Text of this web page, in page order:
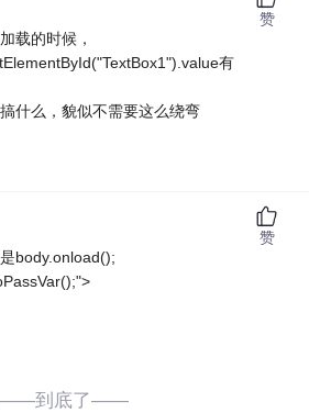
载的时候，
有
什么，貌似不需要这么绕弯
赞
body.onload();
赞
到底了——